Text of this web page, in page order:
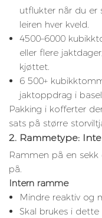
utflukter når du er
leiren hver kveld.
4500–6000
eller flere
kjøttet.
6 500+
jaktoppdrag i
Pakking i kofferter
sats på større
2. Rammetype:
Rammen på en
på.
Intern ramme
Mindre reaktiv og
Skal brukes i